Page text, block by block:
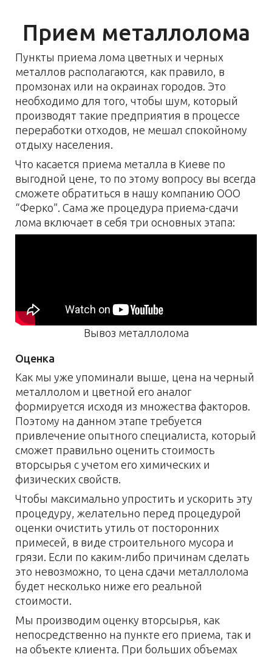
Прием металлолома
Пункты приема лома цветных и черных
металлов располагаются, как правило, в
промзонах или на окраинах городов. Это
необходимо для того, чтобы шум, который
производят такие предприятия в процессе
переработки отходов, не мешал спокойному
отдыху населения.
Что касается приема металла в Киеве по
выгодной цене, то по этому вопросу вы всегда
сможете обратиться в нашу компанию ООО
“Ферко”. Сама же процедура приема-сдачи
лома включает в себя три основных этапа:
Вывоз металлолома
Оценка
Как мы уже упоминали выше, цена на черный
металлолом и цветной его аналог
формируется исходя из множества факторов.
Поэтому на данном этапе требуется
привлечение опытного специалиста, который
сможет правильно оценить стоимость
вторсырья с учетом его химических и
физических свойств.
Чтобы максимально упростить и ускорить эту
процедуру, желательно перед процедурой
оценки очистить утиль от посторонних
примесей, в виде строительного мусора и
грязи. Если по каким-либо причинам сделать
это невозможно, то цена сдачи металлолома
будет несколько ниже его реальной
стоимости.
Мы производим оценку вторсырья, как
непосредственно на пункте его приема, так и
на объекте клиента. При больших объемах